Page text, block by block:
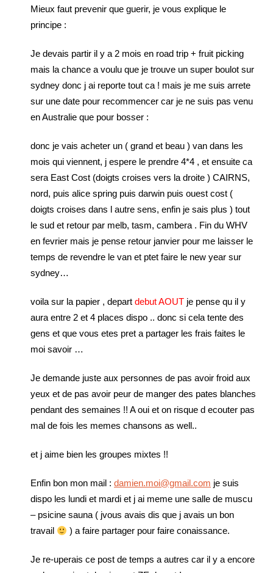
Mieux faut prevenir que guerir, je vous explique le
principe :
Je devais partir il y a 2 mois en road trip + fruit picking
mais la chance a voulu que je trouve un super boulot sur
sydney donc j ai reporte tout ca ! mais je me suis arrete
sur une date pour recommencer car je ne suis pas venu
en Australie que pour bosser :
donc je vais acheter un ( grand et beau ) van dans les
mois qui viennent, j espere le prendre 4*4 , et ensuite ca
sera East Cost (doigts croises vers la droite ) CAIRNS,
nord, puis alice spring puis darwin puis ouest cost (
doigts croises dans l autre sens, enfin je sais plus ) tout
le sud et retour par melb, tasm, cambera . Fin du WHV
en fevrier mais je pense retour janvier pour me laisser le
temps de revendre le van et ptet faire le new year sur
sydney…
voila sur la papier , depart debut AOUT je pense qu il y
aura entre 2 et 4 places dispo .. donc si cela tente des
gens et que vous etes pret a partager les frais faites le
moi savoir …
Je demande juste aux personnes de pas avoir froid aux
yeux et de pas avoir peur de manger des pates blanches
pendant des semaines !! A oui et on risque d ecouter pas
mal de fois les memes chansons as well..
et j aime bien les groupes mixtes !!
Enfin bon mon mail : damien.moi@gmail.com je suis
dispo les lundi et mardi et j ai meme une salle de muscu
– psicine sauna ( jvous avais dis que j avais un bon
travail
) a faire partager pour faire conaissance.
Je re-uperais ce post de temps a autres car il y a encore